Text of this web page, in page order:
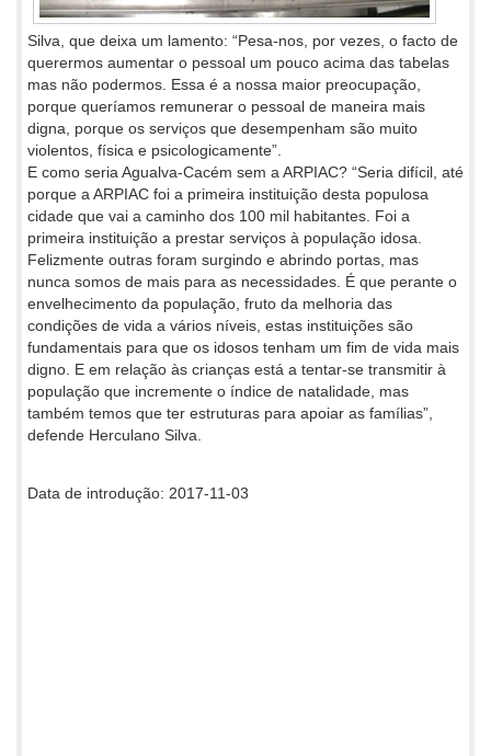
Silva, que deixa um lamento: “Pesa-nos, por vezes, o facto de
querermos aumentar o pessoal um pouco acima das tabelas
mas não podermos. Essa é a nossa maior preocupação,
porque queríamos remunerar o pessoal de maneira mais
digna, porque os serviços que desempenham são muito
violentos, física e psicologicamente”.
E como seria Agualva-Cacém sem a ARPIAC? “Seria difícil, até
porque a ARPIAC foi a primeira instituição desta populosa
cidade que vai a caminho dos 100 mil habitantes. Foi a
primeira instituição a prestar serviços à população idosa.
Felizmente outras foram surgindo e abrindo portas, mas
nunca somos de mais para as necessidades. É que perante o
envelhecimento da população, fruto da melhoria das
condições de vida a vários níveis, estas instituições são
fundamentais para que os idosos tenham um fim de vida mais
digno. E em relação às crianças está a tentar-se transmitir à
população que incremente o índice de natalidade, mas
também temos que ter estruturas para apoiar as famílias”,
defende Herculano Silva.
Data de introdução: 2017-11-03